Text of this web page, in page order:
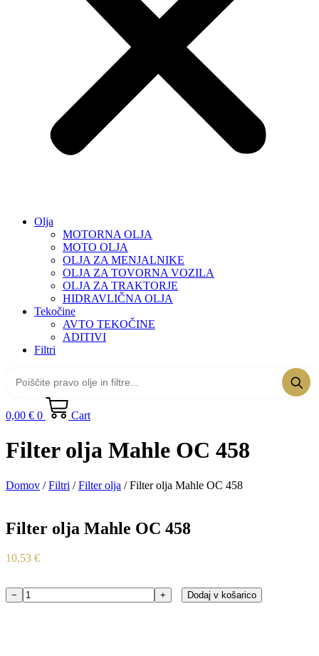
Olja
MOTORNA OLJA
MOTO OLJA
OLJA ZA MENJALNIKE
OLJA ZA TOVORNA VOZILA
OLJA ZA TRAKTORJE
HIDRAVLIČNA OLJA
Tekočine
AVTO TEKOČINE
ADITIVI
Filtri
0,00 € 0 Cart
Filter olja Mahle OC 458
Domov /Filtri /Filter olja / Filter olja Mahle OC 458
Filter olja Mahle OC 458
10,53 €
Filter
− + Dodaj v košarico